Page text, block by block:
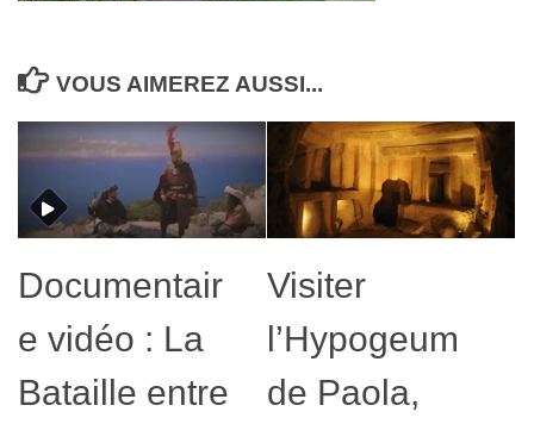
VOUS AIMEREZ AUSSI...
Documentair
e vidéo : La
Bataille entre
Visiter
l’Hypogeum
de Paola,